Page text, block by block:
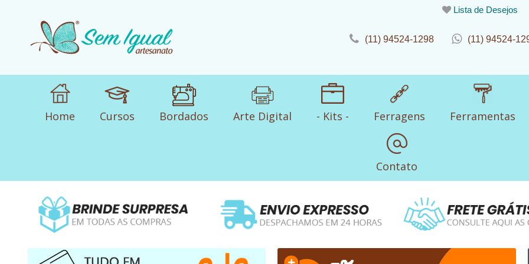
Lista de Desejos
(11) 94524-1298 (11) 94524-
Home Cursos Bordados Arte Digital - Kits - Ferragens Ferramentas
Contato